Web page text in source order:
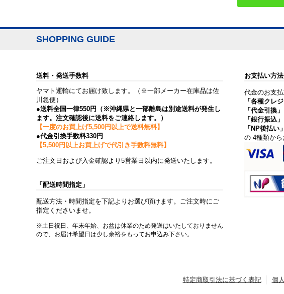
SHOPPING GUIDE
送料・発送手数料
ヤマト運輸にてお届け致します。（※一部メーカー在庫品は佐
川急便）
●送料全国一律550円（※沖縄県と一部離島は別途送料が発生し
ます。注文確認後に送料をご連絡します。）
【一度のお買上げ5,500円以上で送料無料】
●代金引換手数料330円
【5,500円以上お買上げで代引き手数料無料】
ご注文日および入金確認より5営業日以内に発送いたします。
「配送時間指定」
配送方法・時間指定を下記よりお選び頂けます。ご注文時にご
指定くださいませ。
※土日祝日、年末年始、お盆は休業のため発送はいたしておりません
ので、お届け希望日は少し余裕をもってお申込み下さい。
お支払い方法
代金のお支
「各種クレ
「代金引換」
「銀行振込」
「NP後払い」
の 4種類から
特定商取引法に基づく表記 個